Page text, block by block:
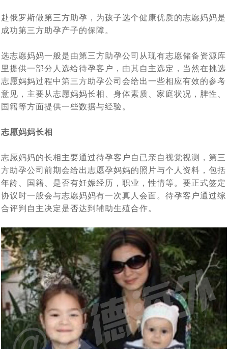
激动 [2024-05-31]
对于女生结婚不愿生孩子，很多男生可以接受，但是不能
接受不孕不育 [2024-05-15]
上个月赴俄罗斯试管婴儿助孕的陈先生的胚胎筛查结果出
来了， 5颗囊胚2颗过检（合格），2个男孩 [2024-05-07]
大龄女性单身做试管求子：我只是没结婚，不代表我就没
有生育权 [2024-04-28]
南京夫妇赴俄罗斯试管婴儿求子，一边尝试自卵自怀一边
借卵代怀，准备与代妈同时移植看谁怀的宝宝出生 [2024-
04-24]
43岁的中年夫妇赴白俄罗斯代怀助孕，阶段性成功报告：
已经能听到孩子心跳了 [2024-04-15]
上周43岁陈先生夫妇赴俄罗斯试管婴儿求子，取得9颗卵
水平 [2024-04-08]
管婴儿一对常女士夫妇成功怀孕了
刚刚检查显示胎儿已经三个月了，这对“夫妻”赴俄罗斯试
03-25]
莫斯科在做促排卵 [2024-03-18]
20多岁的小夫妻，国内试管婴儿移植5未着床，如果是你
该如何应对 [2024-03-13]
陕西姑娘与南京小伙赴俄罗斯自卵代孕上周已经完成取
卵，取12枚卵子，9枚成熟 ，期待后续胚胎培育结果
[2024-03-06]
今天收到白俄罗斯方面妊娠成功消息，又有一对90后南京
夫妇在俄罗斯做试管婴儿再到白俄罗斯找代妈做代孕，终究
怀上了 [2024-02-19]
北京青年与西安姑娘跨越三国、行程万里试管求子，没有
什么能挡住我们为人父母的梦想_白俄罗斯代孕 [2024-01-
29]
单身人群赴白俄罗斯代孕求子现状：买张机票就出发签证
都不用办_国外出生的孩子回出国上户口这样办 [2024-01-
14]
外国人赴白俄罗斯代孕现状：法律是支持的，民众也是有
误解的 [2024-01-05]
莫斯科试管婴儿医院排名_在莫斯科的俄罗斯试管婴儿医
院家更靠谱 [2023-12-14]
白俄罗斯有启动免费预算体外受精计划，赴白俄罗斯做试
管婴儿或能省不少钱 [2023-12-11]
赴俄罗斯试管婴儿助孕的女性群体启动互帮模式：你帮我
挑代妈，我帮你看卵妹 [2023-11-17]
2023年中俄两国在加强经济贸易合作，同时还在医疗方面
签署医学领域合作意向书 [2023-11-02]
2023年11月10日正式落实中哈免签政策，为中国有赴海
外试管婴儿助孕需求的朋友带来福音 [2023-10-24]
43年杨女士今天进入试管婴儿周期，出现下腹部中度疼痛
赴俄罗斯做第三方助孕，为孩子选个健康优质的志愿妈妈是
成功第三方助孕产子的保障。
选志愿妈妈一般是由第三方助孕公司从现有志愿储备资源库
里提供一部分人选给待孕客户，由其自主选定，当然在挑选
志愿妈妈过程中第三方助孕公司会给出一些相应有效的参考
意见，主要从志愿妈妈长相、身体素质、家庭状况，脾性、
国籍等方面提供一些数据与经验。
志愿妈妈长相
志愿妈妈的长相主要通过待孕客户自已亲自视觉视测，第三
方助孕公司前期会给出志愿孕妈妈的照片与个人资料，包括
年龄、国籍、是否有妊娠经历，职业，性情等。要正式签定
协议时一般会与志愿妈妈有一次真人会面。待孕客户通过综
合评判自主决定是否达到辅助生殖合作。